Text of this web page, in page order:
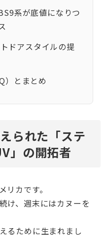
系が底値になりつ
ドアスタイルの提
）とまとめ
られた「ステ
」の開拓者
リカです。
け、週末にはカヌーを
るために生まれまし